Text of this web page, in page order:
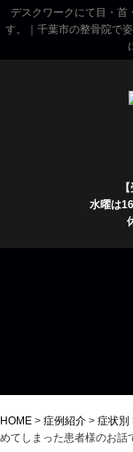
デスクワークにて目・首
す。｜千葉市の整骨院で
水曜は
HOME > 症例紹介 > 症状別
めてしまった患者様のお話